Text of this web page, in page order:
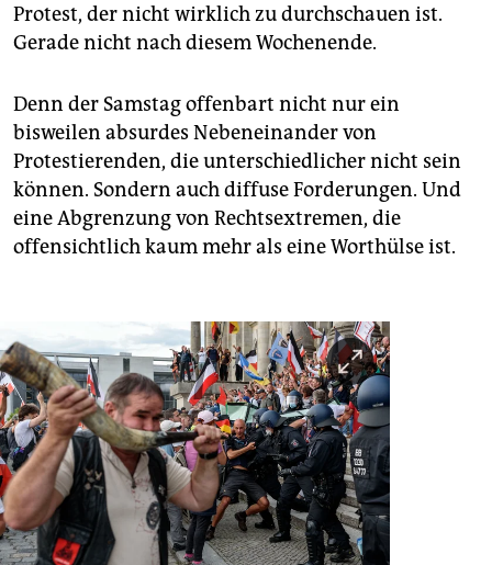
Protest, der nicht wirklich zu durchschauen ist.
Gerade nicht nach diesem Wochenende.
Denn der Samstag offenbart nicht nur ein
bisweilen absurdes Nebeneinander von
Protestierenden, die unterschiedlicher nicht sein
können. Sondern auch diffuse Forderungen. Und
eine Abgrenzung von Rechtsextremen, die
offensichtlich kaum mehr als eine Worthülse ist.